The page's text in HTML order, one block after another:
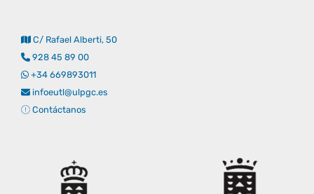
C/ Rafael Alberti, 50
928 45 89 00
+34 669893011
infoeutl@ulpgc.es
Contáctanos